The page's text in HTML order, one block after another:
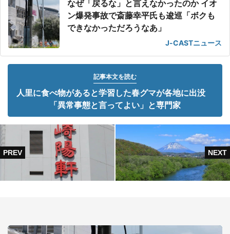
なぜ「戻るな」と言えなかったのか イオ
ン爆発事故で斎藤幸平氏も逡巡「ボクも
できなかっただろうなあ」
J-CASTニュース
記事本文を読む
人里に食べ物があると学習した春グマが各地に出没
「異常事態と言ってよい」と専門家